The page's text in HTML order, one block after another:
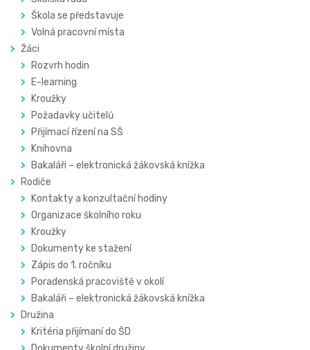
Škola se představuje
Volná pracovní místa
Žáci
Rozvrh hodin
E-learning
Kroužky
Požadavky učitelů
Přijímací řízení na SŠ
Knihovna
Bakaláři – elektronická žákovská knížka
Rodiče
Kontakty a konzultační hodiny
Organizace školního roku
Kroužky
Dokumenty ke stažení
Zápis do 1. ročníku
Poradenská pracoviště v okolí
Bakaláři – elektronická žákovská knížka
Družina
Kritéria přijímaní do ŠD